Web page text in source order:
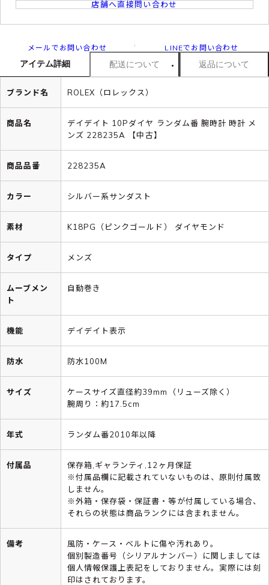
店舗へ直接問い合わせ
メールでお問い合わせ LINEでお問い合わせ
アイテム詳細 配送について 返品について
ブランド名 ROLEX（ロレックス）
商品名
デイデイト 10Pダイヤ ランダム番 腕時計 時計 メ
ンズ 228235A 【中古】
商品品番 228235A
カラー シルバー系サンダスト
素材 K18PG（ピンクゴールド） ダイヤモンド
タイプ メンズ
ムーブメン
ト
自動巻き
機能 デイデイト表示
防水 防水100M
サイズ
ケースサイズ直径約39mm（リューズ除く）
腕周り：約17.5cm
年式 ランダム番2010年以降
付属品
保存箱,ギャランティ,12ヶ月保証
※付属品欄に記載されていないものは、原則付属致
しません。
※外箱・保存袋・保証書・等が付属している場合、
それらの状態は商品ランクには含まれません。
備考
風防・ケース・ベルトに傷や汚れあり。
個別製造番号（シリアルナンバー）に関しましては
個人情報保護上表記をしておりません。実際には刻
印はされております。